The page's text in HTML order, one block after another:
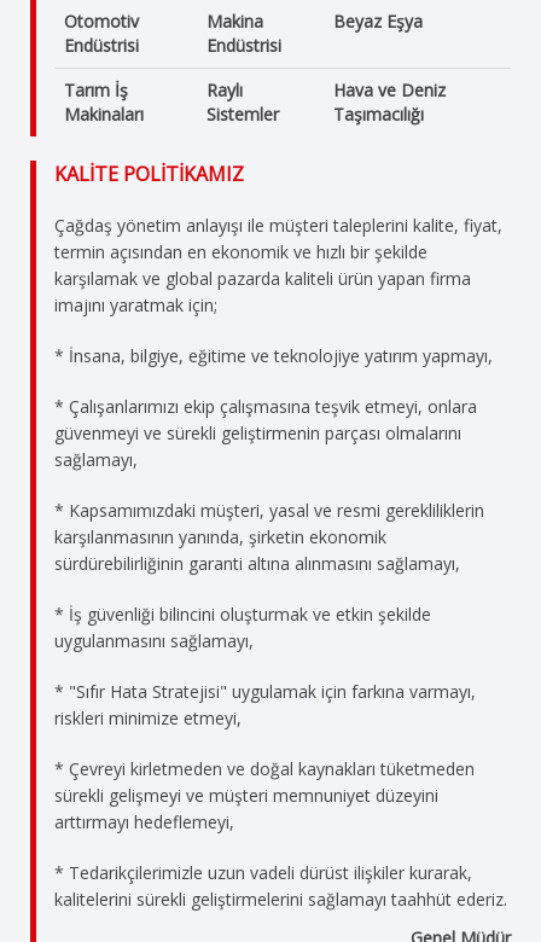
Otomotiv
Endüstrisi
Makina
Endüstrisi
Beyaz Eşya
Tarım İş
Makinaları
Raylı
Sistemler
Hava ve Deniz
Taşımacılığı
KALİTE POLİTİKAMIZ
Çağdaş yönetim anlayışı ile müşteri taleplerini kalite, fiyat,
termin açısından en ekonomik ve hızlı bir şekilde
karşılamak ve global pazarda kaliteli ürün yapan firma
imajını yaratmak için;
* İnsana, bilgiye, eğitime ve teknolojiye yatırım yapmayı,
* Çalışanlarımızı ekip çalışmasına teşvik etmeyi, onlara
güvenmeyi ve sürekli geliştirmenin parçası olmalarını
sağlamayı,
* Kapsamımızdaki müşteri, yasal ve resmi gerekliliklerin
karşılanmasının yanında, şirketin ekonomik
sürdürebilirliğinin garanti altına alınmasını sağlamayı,
* İş güvenliği bilincini oluşturmak ve etkin şekilde
uygulanmasını sağlamayı,
* "Sıfır Hata Stratejisi" uygulamak için farkına varmayı,
riskleri minimize etmeyi,
* Çevreyi kirletmeden ve doğal kaynakları tüketmeden
sürekli gelişmeyi ve müşteri memnuniyet düzeyini
arttırmayı hedeflemeyi,
* Tedarikçilerimizle uzun vadeli dürüst ilişkiler kurarak,
kalitelerini sürekli geliştirmelerini sağlamayı taahhüt ederiz.
Genel Müdür